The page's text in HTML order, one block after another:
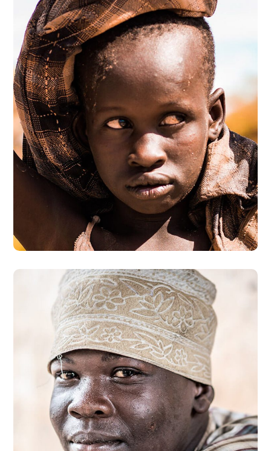
Online Donation
#DONATION